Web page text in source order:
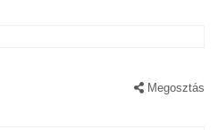
Megosztás